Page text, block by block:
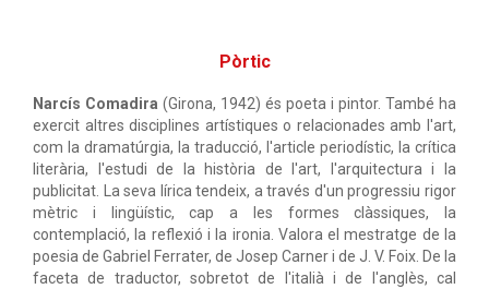
Pòrtic
Narcís Comadira (Girona, 1942) és poeta i pintor. També ha
exercit altres disciplines artístiques o relacionades amb l'art,
com la dramatúrgia, la traducció, l'article periodístic, la crítica
literària, l'estudi de la història de l'art, l'arquitectura i la
publicitat. La seva lírica tendeix, a través d'un progressiu rigor
mètric i lingüístic, cap a les formes clàssiques, la
contemplació, la reflexió i la ironia. Valora el mestratge de la
poesia de Gabriel Ferrater, de Josep Carner i de J. V. Foix. De la
faceta de traductor, sobretot de l'italià i de l'anglès, cal